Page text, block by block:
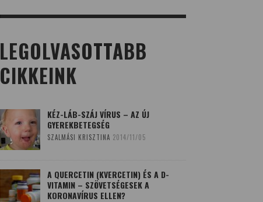
LEGOLVASOTTABB
CIKKEINK
KÉZ-LÁB-SZÁJ VÍRUS – AZ ÚJ
GYEREKBETEGSÉG
SZALMÁSI KRISZTINA 2014/11/05
A QUERCETIN (KVERCETIN) ÉS A D-
VITAMIN – SZÖVETSÉGESEK A
KORONAVÍRUS ELLEN?